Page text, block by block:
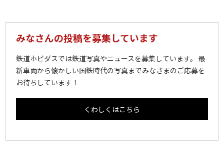
みなさんの投稿を募集しています
鉄道ホビダスでは鉄道写真やニュースを募集しています。 最
新車両から懐かしい国鉄時代の写真までみなさまのご応募を
お待ちしています！
くわしくはこちら